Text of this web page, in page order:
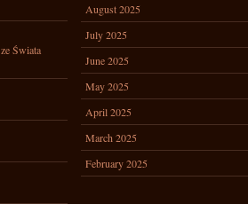
Świata
August 2025
July 2025
June 2025
May 2025
April 2025
March 2025
February 2025